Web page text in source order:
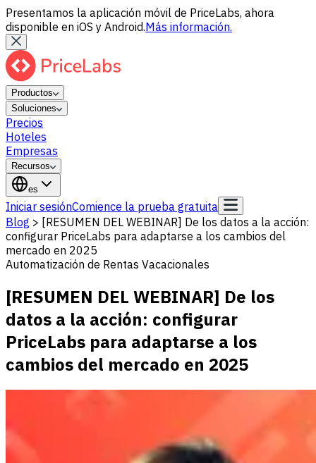
Presentamos la aplicación móvil de PriceLabs, ahora
disponible en iOS y Android.Más información.
Productos
Soluciones
Precios
Hoteles
Empresas
Recursos
es
Iniciar sesiónComience la prueba gratuita
Blog > [RESUMEN DEL WEBINAR] De los datos a la acción:
configurar PriceLabs para adaptarse a los cambios del
mercado en 2025
Automatización de Rentas Vacacionales
[RESUMEN DEL WEBINAR] De los
datos a la acción: configurar
PriceLabs para adaptarse a los
cambios del mercado en 2025